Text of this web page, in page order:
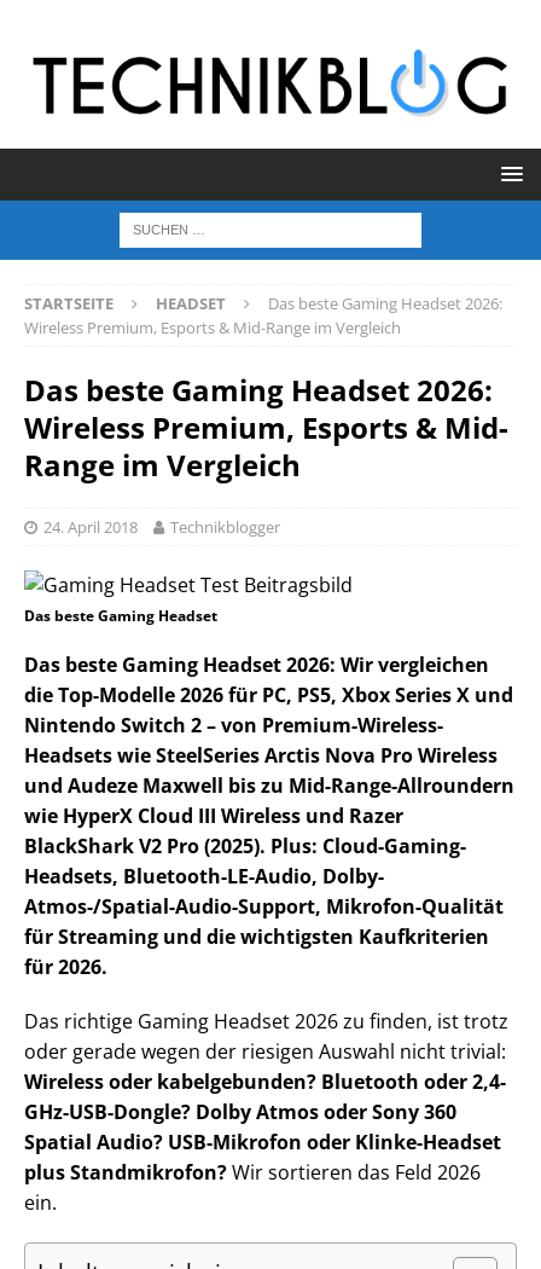
STARTSEITE HEADSET
Das beste Gaming Headset 2026:
Wireless Premium, Esports & Mid-Range im Vergleich
Das beste Gaming Headset 2026:
Wireless Premium, Esports & Mid-
Range im Vergleich
24. April 2018 Technikblogger
Das beste Gaming Headset
Das beste Gaming Headset 2026: Wir vergleichen
die Top-Modelle 2026 für PC, PS5, Xbox Series X und
Nintendo Switch 2 – von Premium-Wireless-
Headsets wie SteelSeries Arctis Nova Pro Wireless
und Audeze Maxwell bis zu Mid-Range-Allroundern
wie HyperX Cloud III Wireless und Razer
BlackShark V2 Pro (2025). Plus: Cloud-Gaming-
Headsets, Bluetooth-LE-Audio, Dolby-
Atmos-/Spatial-Audio-Support, Mikrofon-Qualität
für Streaming und die wichtigsten Kaufkriterien
für 2026.
Das richtige Gaming Headset 2026 zu finden, ist trotz
oder gerade wegen der riesigen Auswahl nicht trivial:
Wireless oder kabelgebunden? Bluetooth oder 2,4-
GHz-USB-Dongle? Dolby Atmos oder Sony 360
Spatial Audio? USB-Mikrofon oder Klinke-Headset
plus Standmikrofon?Wir sortieren das Feld 2026
ein.